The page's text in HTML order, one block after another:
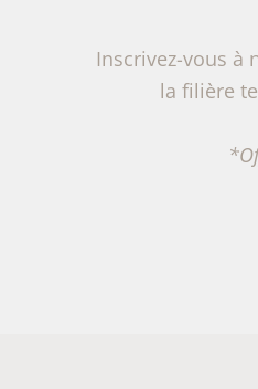
Inscrivez-vous à
la filière